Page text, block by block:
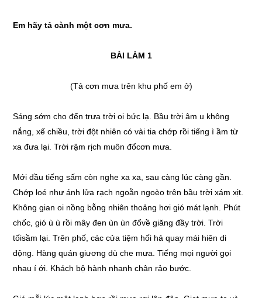
Em hãy tả cành một cơn mưa.
BÀI LÀM 1
(Tả cơn mưa trên khu phố em ở)
Sáng sớm cho đến trưa trời oi bức lạ. Bầu trời âm u không
nắng, xế chiều, trời đột nhiên có vài tia chớp rồi tiếng ì ầm từ
xa đưa lại. Trời rậm rịch muôn đổcơn mưa.
Mới đầu tiếng sấm còn nghe xa xa, sau càng lúc càng gần.
Chớp loé như ánh lửa rạch ngoằn ngoèo trên bầu trời xám xịt.
Không gian oi nồng bỗng nhiên thoảng hơi gió mát lạnh. Phút
chốc, gió ù ù rồi mây đen ùn ùn đổvề giăng đầy trời. Trời
tốisầm lại. Trên phố, các cửa tiệm hối hả quay mái hiên di
động. Hàng quán giương dù che mưa. Tiếng mọi người gọi
nhau í ới. Khách bộ hành nhanh chân rảo bước.